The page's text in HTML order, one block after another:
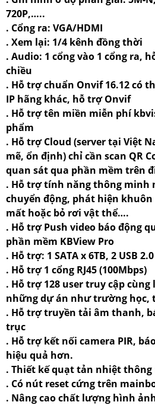
720P,…..
. Cổng ra: VGA/HDMI
. Xem lại: 1/4 kênh đồng thời
. Audio: 1 cổng vào 1 cổng ra,
chiều
. Hỗ trợ chuẩn Onvif 16.12 có
IP hãng khác, hỗ trợ Onvif
. Hỗ trợ tên miền miễn phí
phẩm
. Hỗ trợ Cloud (server tại Việt
mẽ, ổn định) chỉ cần scan QR
quan sát qua phần mềm trên
. Hỗ trợ tính năng thông minh
chuyển động, phát hiện
mất hoặc bỏ rơi vật thể….
. Hỗ trợ Push video báo động
phần mềm KBView Pro
. Hỗ trợ: 1 SATA x 6TB, 2 USB 2.0
. Hỗ trợ 1 cổng RJ45 (100Mbps)
. Hỗ trợ 128 user truy cập
những dự án như trường học,
. Hỗ trợ truyền tải âm thanh,
trục
. Hỗ trợ kết nối camera PIR,
hiệu quả hơn.
. Thiết kế quạt tản nhiệt
. Có nút reset cứng trên
. Nâng cao chất lượng hình